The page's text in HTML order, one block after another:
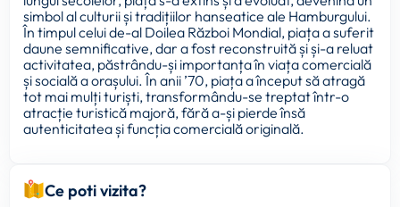
simbol al culturii și tradițiilor hanseatice ale Hamburgului.
În timpul celui de-al Doilea Război Mondial, piața a suferit
daune semnificative, dar a fost reconstruită și și-a reluat
activitatea, păstrându-și importanța în viața comercială
și socială a orașului. În anii ’70, piața a început să atragă
tot mai mulți turiști, transformându-se treptat într-o
atracție turistică majoră, fără a-și pierde însă
autenticitatea și funcția comercială originală.
Ce poti vizita?